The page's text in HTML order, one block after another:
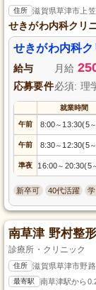
住所 滋賀県草津市上
せきがわ内科クリ
せきがわ内科
給与 月給
応募要件必須: 理
就業時間
午前 8:00～ 13:30(5～
午前 8:30～ 12:30(5～
準夜 16:00～ 20:30(5
新卒可 40代活躍
南草津 野村整
診療所・クリニック
住所 滋賀県草津市野
最寄駅 南草津駅から